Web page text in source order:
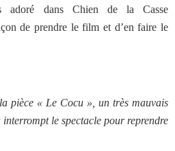
adoré dans Chien de la Casse
de prendre le film et d’en faire le
pièce « Le Cocu », un très mauvais
le spectacle pour reprendre